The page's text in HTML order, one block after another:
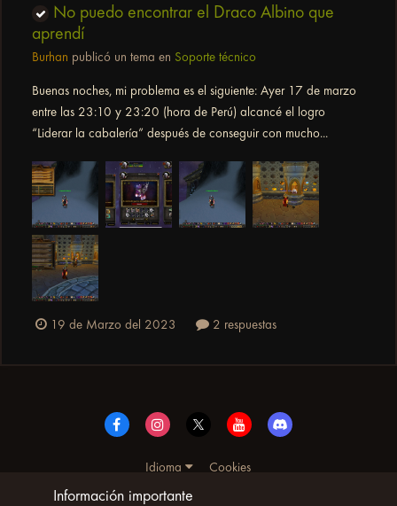
No puedo encontrar el Draco Albino que
aprendí
Burhan publicó un tema en Soporte técnico
Buenas noches, mi problema es el siguiente: Ayer 17 de marzo
entre las 23:10 y 23:20 (hora de Perú) alcancé el logro
“Liderar la cabalería” después de conseguir con mucho...
19 de Marzo del 2023 2 respuestas
Idioma
Cookies
© Copyright UltimoWoW™ 2025. Todos los derechos
Información importante